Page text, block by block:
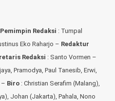
Pemimpin Redaksi : Tumpal
Eko Raharjo – Redaktur
Redaksi : Santo Vormen –
Pramodya, Paul Tanesib, Erwi,
– Biro : Christian Serafim (Malang),
Johan (Jakarta), Pahala, Nono